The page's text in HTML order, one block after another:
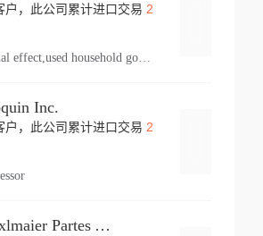
户，此公司累计进口交易 2
personal effect,used household goods
Inc.
户，此公司累计进口交易 2
Dpm Draexlmaier Partes Automotrices Corr Ind Huejotzingo